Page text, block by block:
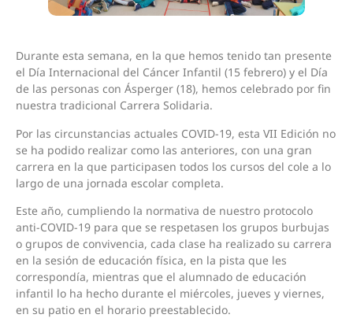
Durante esta semana, en la que hemos tenido tan presente
el Día Internacional del Cáncer Infantil (15 febrero) y el Día
de las personas con Ásperger (18), hemos celebrado por fin
nuestra tradicional Carrera Solidaria.
Por las circunstancias actuales COVID-19, esta VII Edición no
se ha podido realizar como las anteriores, con una gran
carrera en la que participasen todos los cursos del cole a lo
largo de una jornada escolar completa.
Este año, cumpliendo la normativa de nuestro protocolo
anti-COVID-19 para que se respetasen los grupos burbujas
o grupos de convivencia, cada clase ha realizado su carrera
en la sesión de educación física, en la pista que les
correspondía, mientras que el alumnado de educación
infantil lo ha hecho durante el miércoles, jueves y viernes,
en su patio en el horario preestablecido.